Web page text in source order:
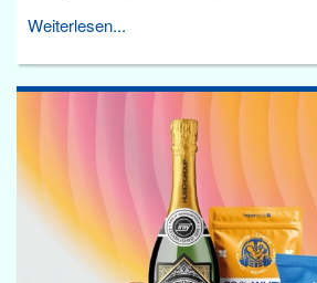
Weiterlesen...